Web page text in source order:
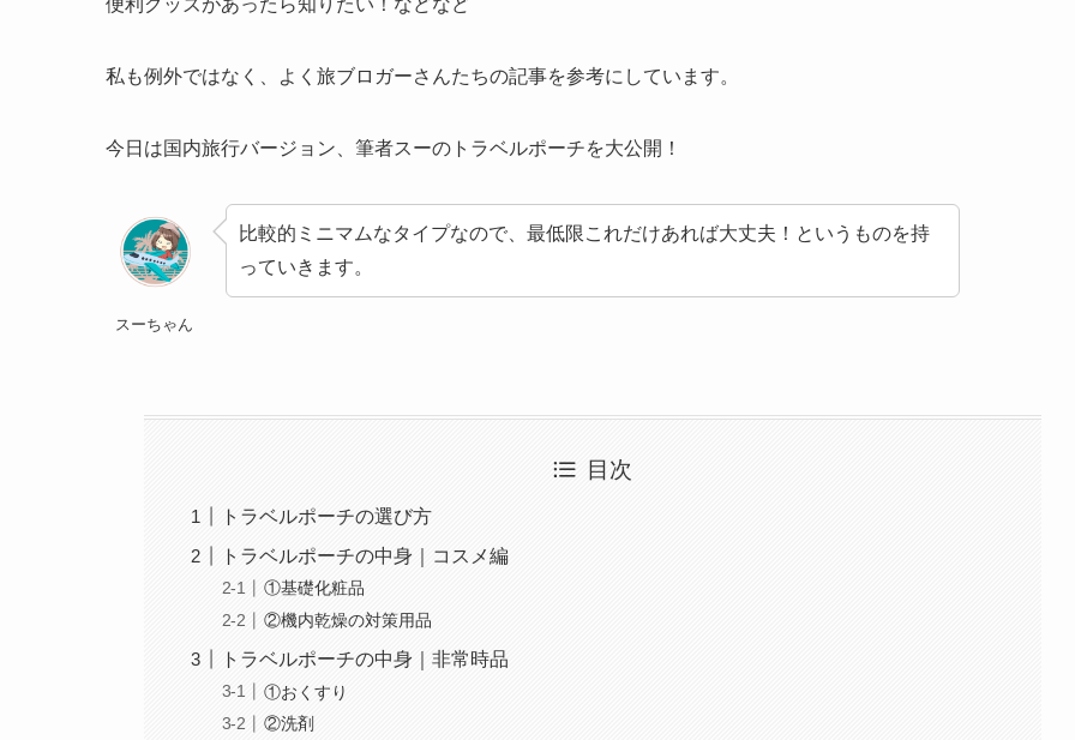
便利グッズがあったら知りたい！などなど
私も例外ではなく、よく旅ブロガーさんたちの記事を参考にしています。
今日は国内旅行バージョン、筆者スーのトラベルポーチを大公開！
スーちゃん
比較的ミニマムなタイプなので、最低限これだけあれば大丈夫！というものを持
っていきます。
目次
トラベルポーチの選び方
トラベルポーチの中身｜コスメ編
①基礎化粧品
②機内乾燥の対策用品
トラベルポーチの中身｜非常時品
①おくすり
②洗剤